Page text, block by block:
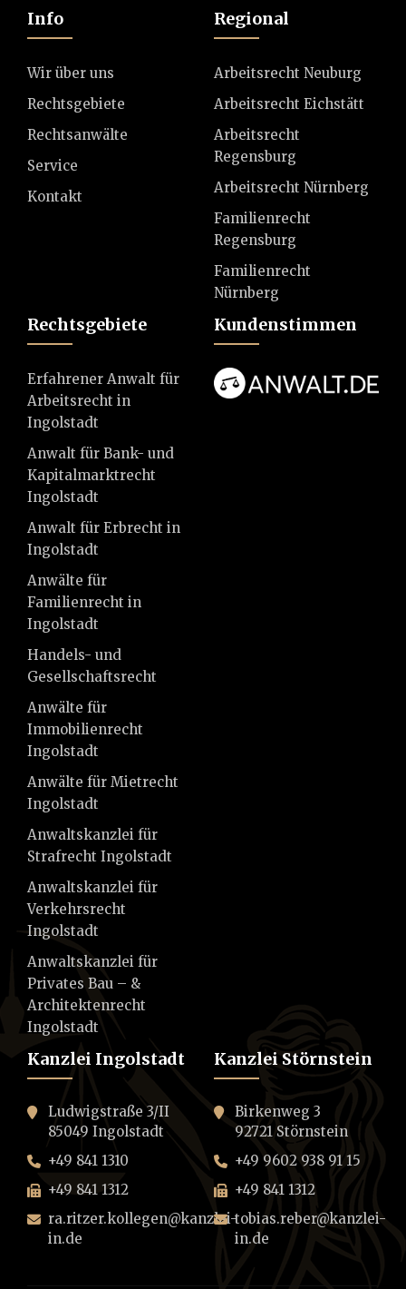
Info
Wir über uns
Rechtsgebiete
Rechtsanwälte
Service
Kontakt
Regional
Arbeitsrecht Neuburg
Arbeitsrecht Eichstätt
Arbeitsrecht
Regensburg
Arbeitsrecht Nürnberg
Familienrecht
Regensburg
Familienrecht
Nürnberg
Rechtsgebiete
Erfahrener Anwalt für
Arbeitsrecht in
Ingolstadt
Anwalt für Bank- und
Kapitalmarktrecht
Ingolstadt
Anwalt für Erbrecht in
Ingolstadt
Anwälte für
Familienrecht in
Ingolstadt
Handels- und
Gesellschaftsrecht
Anwälte für
Immobilienrecht
Ingolstadt
Anwälte für Mietrecht
Ingolstadt
Anwaltskanzlei für
Strafrecht Ingolstadt
Anwaltskanzlei für
Verkehrsrecht
Ingolstadt
Anwaltskanzlei für
Privates Bau – &
Architektenrecht
Ingolstadt
Kundenstimmen
Kanzlei Ingolstadt
Ludwigstraße 3/II
85049 Ingolstadt
+49 841 1310
+49 841 1312
ra.ritzer.kollegen@kanzlei-
in.de
Kanzlei Störnstein
Birkenweg 3
92721 Störnstein
+49 9602 938 91 15
+49 841 1312
tobias.reber@kanzlei-
in.de